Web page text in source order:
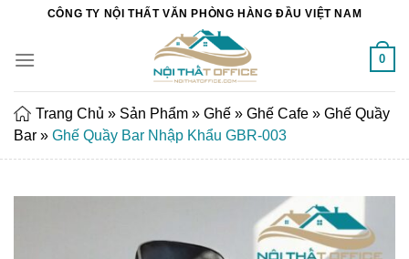
Chuyển
nội
CÔNG TY NỘI THẤT VĂN PHÒNG HÀNG ĐẦU VIỆT NAM
0
Trang Chủ » Sản Phẩm » Ghế » Ghế Cafe » Ghế Quầy
Bar » Ghế Quầy Bar Nhập Khẩu GBR-003